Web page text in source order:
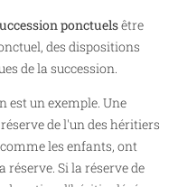
ponctuelsêtre
des dispositions
de la succession.
est un exemple. Une
de l'un des héritiers
les enfants, ont
réserve. Si la réserve de